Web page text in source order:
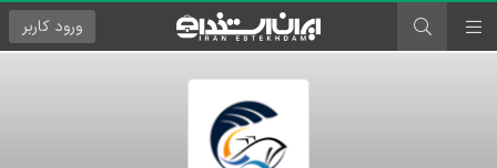
ورود کاربر